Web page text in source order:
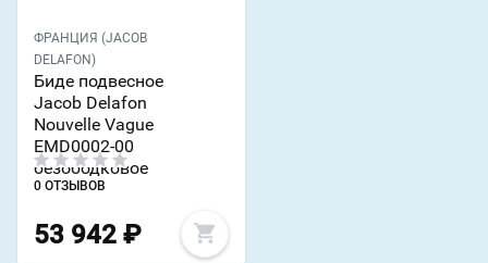
ФРАНЦИЯ (JACOB
DELAFON)
Биде подвесное
Jacob Delafon
Nouvelle Vague
EMD0002-00
безободковое
0 ОТЗЫВОВ
53 942 ₽